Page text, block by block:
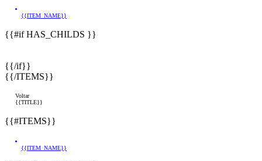
{{ITEM_NAME}}
{{#if HAS_CHILDS }}
{{/if}}
{{/ITEMS}}
Voltar
{{TITLE}}
{{#ITEMS}}
{{ITEM_NAME}}